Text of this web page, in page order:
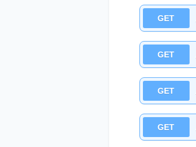
GET
GET
GET
GET